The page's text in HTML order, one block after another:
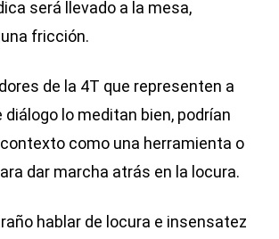
será llevado a la mesa,
fricción.
de la 4T que representen a
diálogo lo meditan bien, podrían
como una herramienta o
dar marcha atrás en la locura.
hablar de locura e insensatez